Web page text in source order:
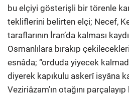
bu elçiyi gösterişli bir törenle
tekliflerini belirten elçi; Necef,
taraflarının İran’da kalması
Osmanlılara bırakıp
esnâda; “orduda yiyecek
diyerek kapıkulu askerî isyâna
Veziriâzam’ın otağını